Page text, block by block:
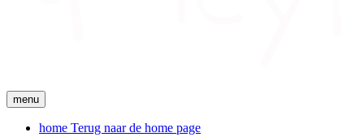
menu
home Terug naar de home page